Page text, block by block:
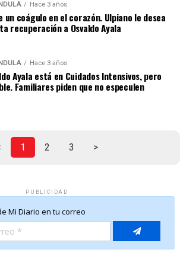
Hace 3 años
un coágulo en el corazón. Ulpiano le desea
recuperación a Osvaldo Ayala
Hace 3 años
Ayala está en Cuidados Intensivos, pero
Familiares piden que no especulen
1 2 3 >
PUBLICIDAD